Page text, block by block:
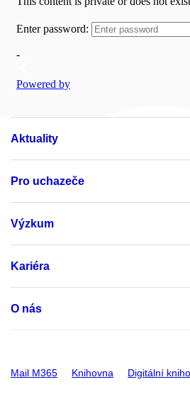
Aktuality
Pro uchazeče
Výzkum
Kariéra
O nás
Mail M365 Knihovna Digitální